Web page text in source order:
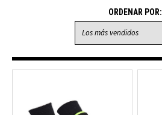
ORDENAR POR: